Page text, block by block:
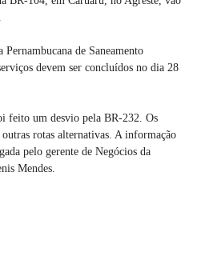
de Saneamento
devem ser concluídos no dia 28
feito um desvio pela BR-232. Os
rotas alternativas. A informação
pelo gerente de Negócios da
Mendes.